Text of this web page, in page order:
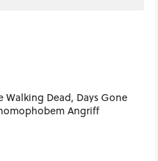
Walking Dead, Days Gone
Angriff